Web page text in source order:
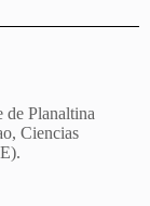
Planaltina
Ciencias